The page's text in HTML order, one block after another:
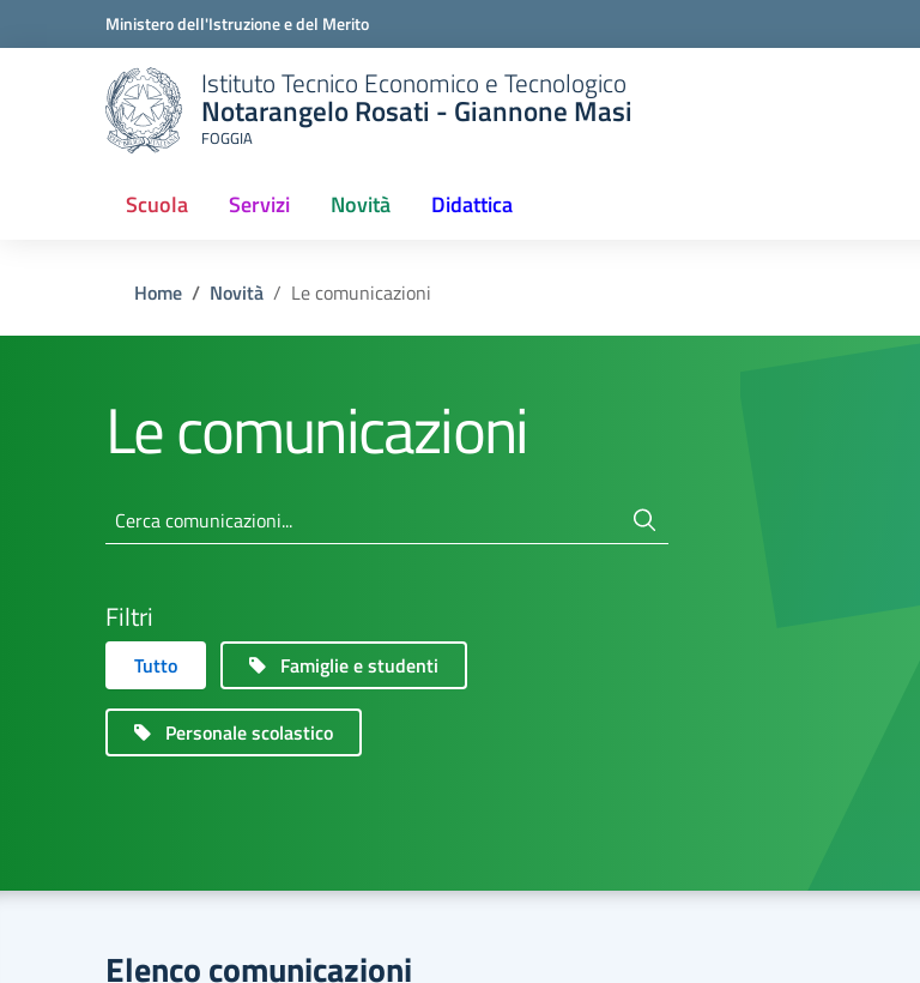
Ministero dell'Istruzione e del Merito
Istituto Tecnico Economico e Tecnologico
Notarangelo Rosati - Giannone Masi
FOGGIA
Scuola Servizi Novità
(current) Didattica
Home Novità Le comunicazioni
Le comunicazioni
Cerca comunicazioni...
Filtri
Tutto Famiglie e studenti
Personale scolastico
Elenco comunicazioni